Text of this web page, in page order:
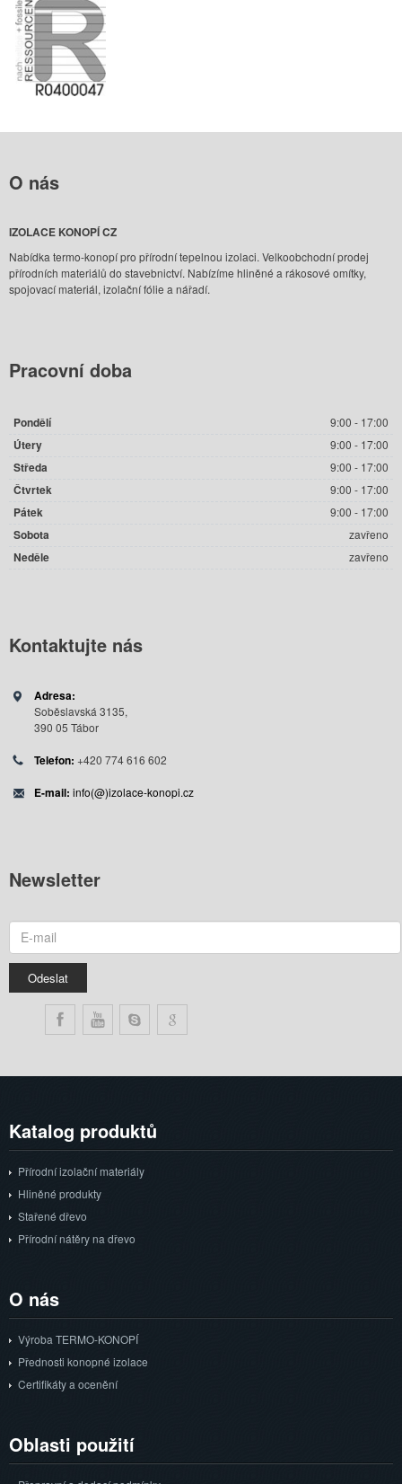
O nás
IZOLACE KONOPÍ CZ
Nabídka termo-konopí pro přírodní tepelnou izolaci. Velkoobchodní prodej
přírodních materiálů do stavebnictví. Nabízíme hliněné a rákosové omítky,
spojovací materiál, izolační fólie a nářadí.
Pracovní doba
Pondělí 9:00 - 17:00
Útery 9:00 - 17:00
Středa 9:00 - 17:00
Čtvrtek 9:00 - 17:00
Pátek 9:00 - 17:00
Sobota zavřeno
Neděle zavřeno
Kontaktujte nás
Adresa:
Soběslavská 3135,
390 05 Tábor
Telefon: +420 774 616 602
E-mail: info(@)izolace-konopi.cz
Newsletter
Katalog produktů
Přírodní izolační materiály
Hliněné produkty
Stařené dřevo
Přírodní nátěry na dřevo
O nás
Výroba TERMO-KONOPÍ
Přednosti konopné izolace
Certifikáty a ocenění
Oblasti použití